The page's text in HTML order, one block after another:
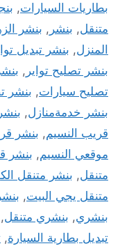
بطاريات السيارات,
متنقل, بنشر , بنشر
المنزل, بنشر تبديل
بنشر تصليح تواير ,
تصليح سيارات, بنشر
بنشر خدمةمنازل,
قريب النسيم, بنشر
موقعي النسيم, بنشر
متنقل, بنشر متنقل
متنقل يجي البيت,
بنشري, بنشري متنقل,
تبديل بطارية السيارة,